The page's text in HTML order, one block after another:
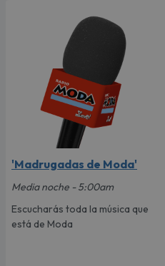
'Madrugadas de Moda'
Media noche - 5:00am
Escucharás toda la música que
está de Moda